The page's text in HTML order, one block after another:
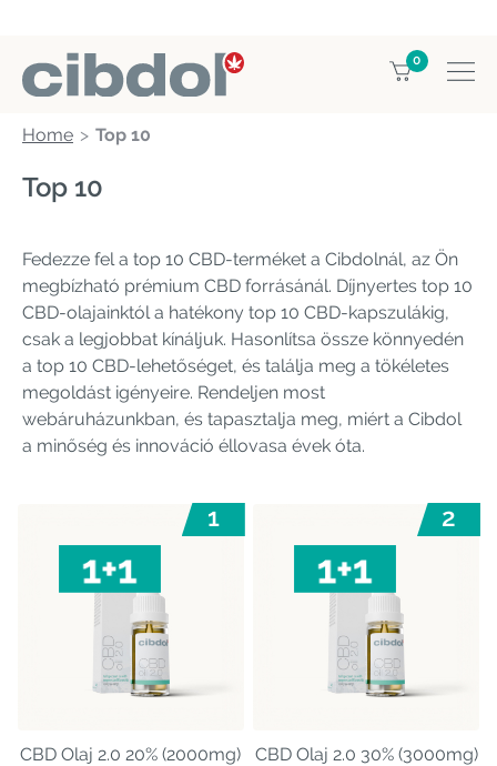
0
Home Top 10
Top 10
Fedezze fel a top 10 CBD-terméket a Cibdolnál, az Ön
megbízható prémium CBD forrásánál. Díjnyertes top 10
CBD-olajainktól a hatékony top 10 CBD-kapszulákig,
csak a legjobbat kínáljuk. Hasonlítsa össze könnyedén
a top 10 CBD-lehetőséget, és találja meg a tökéletes
megoldást igényeire. Rendeljen most
webáruházunkban, és tapasztalja meg, miért a Cibdol
a minőség és innováció éllovasa évek óta.
1
CBD Olaj 2.0 20% (2000mg)
2
CBD Olaj 2.0 30% (3000mg)